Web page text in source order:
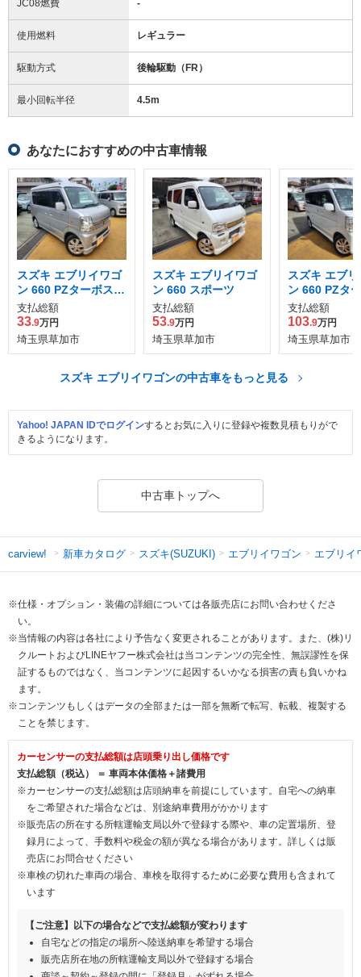
JC08燃費 -
使用燃料 レギュラー
駆動方式 後輪駆動（FR）
最小回転半径 4.5m
あなたにおすすめの中古車情報
スズキ エブリイワゴ
ン 660 PZターボスペ
シャル ハイルーフ
支払総額
33.9万円
埼玉県草加市
スズキ エブリイワゴ
ン 660 スポーツ
支払総額
53.9万円
埼玉県草加市
スズキ エブ
ン 660 PZタ
イルーフ
支払総額
103.9万円
埼玉県草加市
スズキ エブリイワゴンの中古車をもっと見る
Yahoo! JAPAN IDでログインするとお気に入りに登録や複数見積もりがで
きるようになります。
中古車トップへ
carview! 新車カタログ スズキ(SUZUKI) エブリイワゴン エブリイ
※仕様・オプション・装備の詳細については各販売店にお問い合わせくださ
い。
※当情報の内容は各社により予告なく変更されることがあります。また、(株)リ
クルートおよびLINEヤフー株式会社は当コンテンツの完全性、無誤謬性を保
証するものではなく、当コンテンツに起因するいかなる損害の責も負いかね
ます。
※コンテンツもしくはデータの全部または一部を無断で転写、転載、複製する
ことを禁じます。
カーセンサーの支払総額は店頭乗り出し価格です
支払総額（税込） ＝ 車両本体価格＋諸費用
※カーセンサーの支払総額は店頭納車を前提にしています。自宅への納車
をご希望された場合などは、別途納車費用がかかります
※販売店の所在する所轄運輸支局以外で登録する際や、車の定置場所、登
録月によって、手数料や税金の額が異なる場合があります。詳しくは販
売店にお問合せください
※車検の切れた車両の場合、車検を取得するために必要な費用も含まれて
います
【ご注意】以下の場合などで支払総額が変わります
自宅などの指定の場所へ陸送納車を希望する場合
販売店所在地の所轄運輸支局以外で登録する場合